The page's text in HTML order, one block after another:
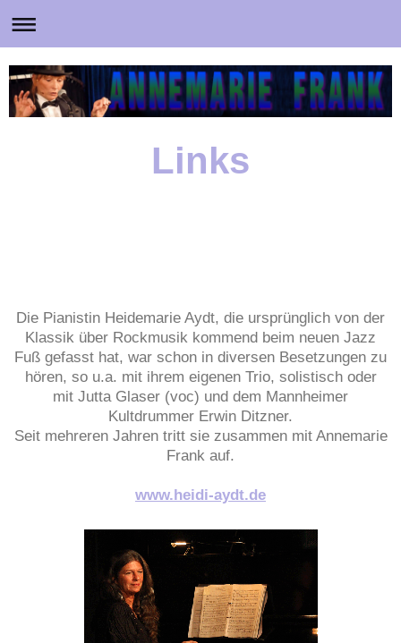
Links
Die Pianistin Heidemarie Aydt, die ursprünglich von der
Klassik über Rockmusik kommend beim neuen Jazz
Fuß gefasst hat, war schon in diversen Besetzungen zu
hören, so u.a. mit ihrem eigenen Trio, solistisch oder
mit Jutta Glaser (voc) und dem Mannheimer
Kultdrummer Erwin Ditzner.
Seit mehreren Jahren tritt sie zusammen mit Annemarie
Frank auf.
www.heidi-aydt.de